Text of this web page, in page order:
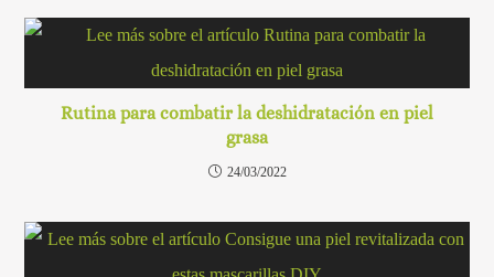
Rutina para combatir la deshidratación en piel
grasa
24/03/2022